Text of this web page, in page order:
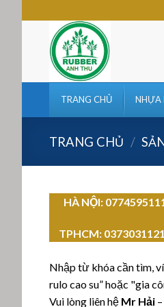
to
content
TRANG CHỦ NHỰA
TRANG CHỦ /
HÀ NỘI:
TPHCM:
Nhập từ khóa cần tìm,
rulo cao su” hoặc "gia
Vui lòng liên hệ Mr Hải –